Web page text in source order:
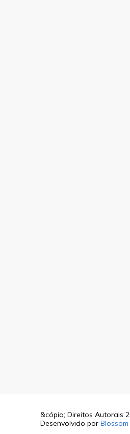
&cópia; Direitos Autorais
Desenvolvido por